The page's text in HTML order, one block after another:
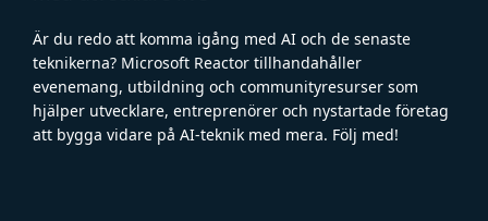
Är du redo att komma igång med AI och de senaste
teknikerna? Microsoft Reactor tillhandahåller
evenemang, utbildning och communityresurser som
hjälper utvecklare, entreprenörer och nystartade företag
att bygga vidare på AI-teknik med mera. Följ med!